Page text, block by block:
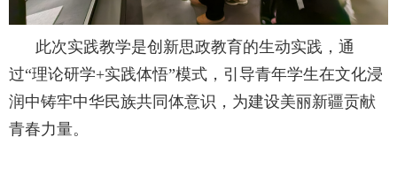
此次实践教学是创新思政教育的生动实践，通
过“理论研学+实践体悟”模式，引导青年学生在文化浸
润中铸牢中华民族共同体意识，为建设美丽新疆贡献
青春力量。